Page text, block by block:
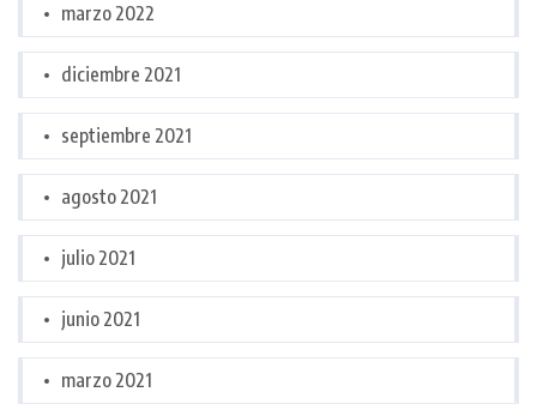
marzo 2022
diciembre 2021
septiembre 2021
agosto 2021
julio 2021
junio 2021
marzo 2021